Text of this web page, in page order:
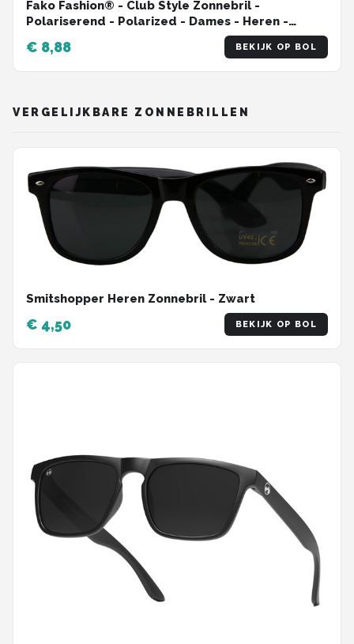
Fako Fashion® - Club Style Zonnebril -
Polariserend - Polarized - Dames - Heren -
€ 8,88 BEKIJK OP BOL
VERGELIJKBARE ZONNEBRILLEN
Smitshopper Heren Zonnebril - Zwart
€ 4,50 BEKIJK OP BOL